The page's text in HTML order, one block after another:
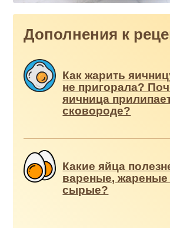
Дополнения к
Как жарить
не пригорала?
яичница
сковороде?
Какие яйца
вареные, жареные
сырые?